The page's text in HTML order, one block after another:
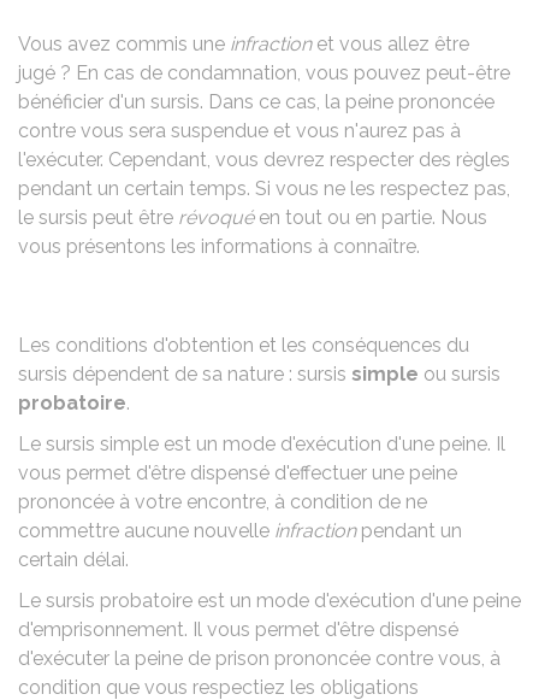
Vous avez commis une infractionet vous allez être
jugé ? En cas de condamnation, vous pouvez peut-être
bénéficier d'un sursis. Dans ce cas, la peine prononcée
contre vous sera suspendue et vous n'aurez pas à
l'exécuter. Cependant, vous devrez respecter des règles
pendant un certain temps. Si vous ne les respectez pas,
le sursis peut être révoquéen tout ou en partie. Nous
vous présentons les informations à connaître.
Les conditions d'obtention et les conséquences du
sursis dépendent de sa nature : sursis simple ou sursis
probatoire.
Le sursis simple est un mode d'exécution d'une peine. Il
vous permet d'être dispensé d'effectuer une peine
prononcée à votre encontre, à condition de ne
commettre aucune nouvelle infractionpendant un
certain délai.
Le sursis probatoire est un mode d'exécution d'une peine
d'emprisonnement. Il vous permet d'être dispensé
d'exécuter la peine de prison prononcée contre vous, à
condition que vous respectiez les obligations